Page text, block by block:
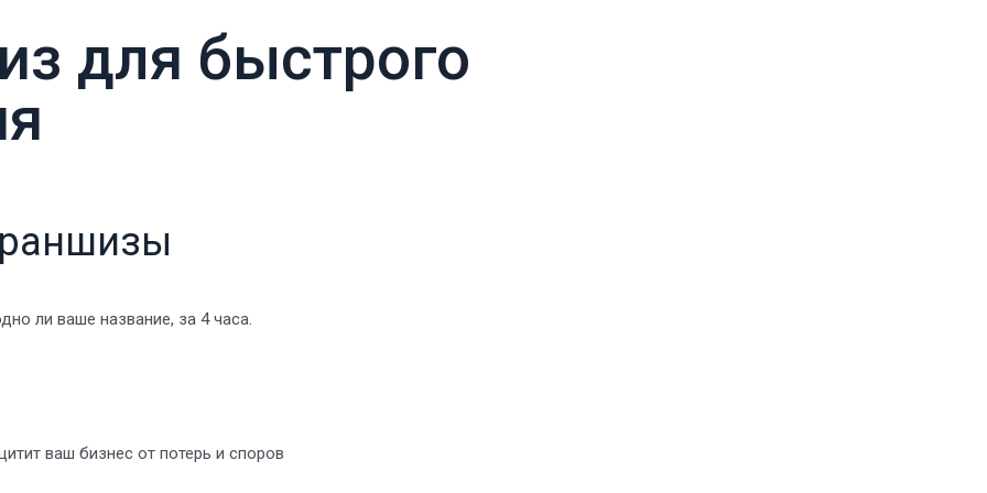
для быстрого
ли ваше название, за 4 часа.
ваш бизнес от потерь и споров